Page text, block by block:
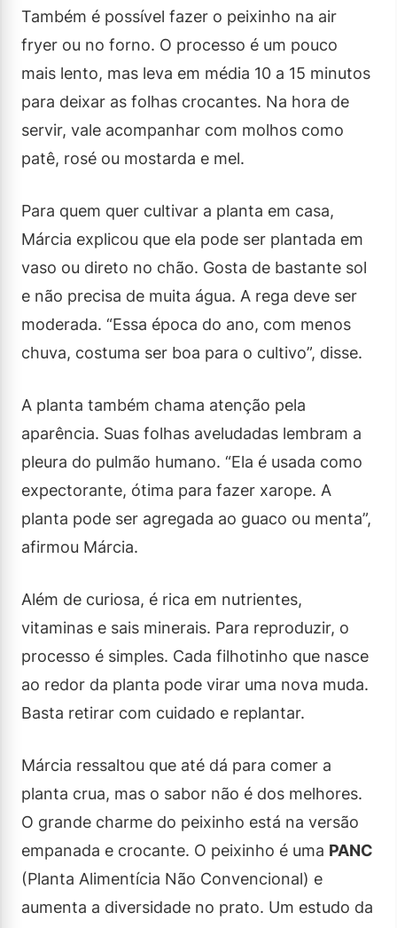
Também é possível fazer o peixinho na air
fryer ou no forno. O processo é um pouco
mais lento, mas leva em média 10 a 15 minutos
para deixar as folhas crocantes. Na hora de
servir, vale acompanhar com molhos como
patê, rosé ou mostarda e mel.
Para quem quer cultivar a planta em casa,
Márcia explicou que ela pode ser plantada em
vaso ou direto no chão. Gosta de bastante sol
e não precisa de muita água. A rega deve ser
moderada. “Essa época do ano, com menos
chuva, costuma ser boa para o cultivo”, disse.
A planta também chama atenção pela
aparência. Suas folhas aveludadas lembram a
pleura do pulmão humano. “Ela é usada como
expectorante, ótima para fazer xarope. A
planta pode ser agregada ao guaco ou menta”,
afirmou Márcia.
Além de curiosa, é rica em nutrientes,
vitaminas e sais minerais. Para reproduzir, o
processo é simples. Cada filhotinho que nasce
ao redor da planta pode virar uma nova muda.
Basta retirar com cuidado e replantar.
Márcia ressaltou que até dá para comer a
planta crua, mas o sabor não é dos melhores.
O grande charme do peixinho está na versão
empanada e crocante. O peixinho é uma PANC
(Planta Alimentícia Não Convencional) e
aumenta a diversidade no prato. Um estudo da